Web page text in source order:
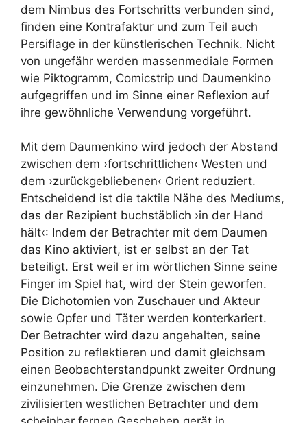
dem Nimbus des Fortschritts verbunden sind,
finden eine Kontrafaktur und zum Teil auch
Persiflage in der künstlerischen Technik. Nicht
von ungefähr werden massenmediale Formen
wie Piktogramm, Comicstrip und Daumenkino
aufgegriffen und im Sinne einer Reflexion auf
ihre gewöhnliche Verwendung vorgeführt.
Mit dem Daumenkino wird jedoch der Abstand
zwischen dem ›fortschrittlichen‹ Westen und
dem ›zurückgebliebenen‹ Orient reduziert.
Entscheidend ist die taktile Nähe des Mediums,
das der Rezipient buchstäblich ›in der Hand
hält‹: Indem der Betrachter mit dem Daumen
das Kino aktiviert, ist er selbst an der Tat
beteiligt. Erst weil er im wörtlichen Sinne seine
Finger im Spiel hat, wird der Stein geworfen.
Die Dichotomien von Zuschauer und Akteur
sowie Opfer und Täter werden konterkariert.
Der Betrachter wird dazu angehalten, seine
Position zu reflektieren und damit gleichsam
einen Beobachterstandpunkt zweiter Ordnung
einzunehmen. Die Grenze zwischen dem
zivilisierten westlichen Betrachter und dem